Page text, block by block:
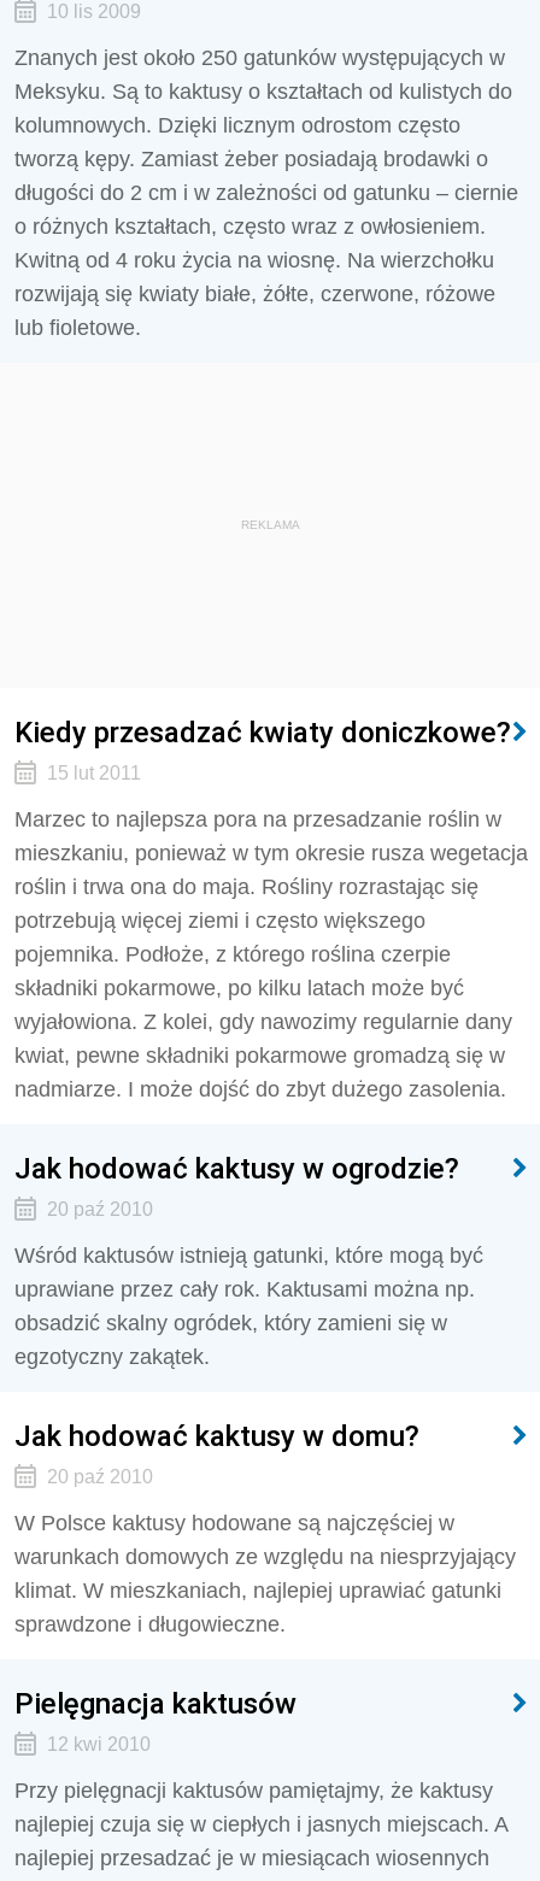
10 lis 2009
Znanych jest około 250 gatunków występujących w
Meksyku. Są to kaktusy o kształtach od kulistych do
kolumnowych. Dzięki licznym odrostom często
tworzą kępy. Zamiast żeber posiadają brodawki o
długości do 2 cm i w zależności od gatunku – ciernie
o różnych kształtach, często wraz z owłosieniem.
Kwitną od 4 roku życia na wiosnę. Na wierzchołku
rozwijają się kwiaty białe, żółte, czerwone, różowe
lub fioletowe.
REKLAMA
Kiedy przesadzać kwiaty doniczkowe?
15 lut 2011
Marzec to najlepsza pora na przesadzanie roślin w
mieszkaniu, ponieważ w tym okresie rusza wegetacja
roślin i trwa ona do maja. Rośliny rozrastając się
potrzebują więcej ziemi i często większego
pojemnika. Podłoże, z którego roślina czerpie
składniki pokarmowe, po kilku latach może być
wyjałowiona. Z kolei, gdy nawozimy regularnie dany
kwiat, pewne składniki pokarmowe gromadzą się w
nadmiarze. I może dojść do zbyt dużego zasolenia.
Jak hodować kaktusy w ogrodzie?
20 paź 2010
Wśród kaktusów istnieją gatunki, które mogą być
uprawiane przez cały rok. Kaktusami można np.
obsadzić skalny ogródek, który zamieni się w
egzotyczny zakątek.
Jak hodować kaktusy w domu?
20 paź 2010
W Polsce kaktusy hodowane są najczęściej w
warunkach domowych ze względu na niesprzyjający
klimat. W mieszkaniach, najlepiej uprawiać gatunki
sprawdzone i długowieczne.
Pielęgnacja kaktusów
12 kwi 2010
Przy pielęgnacji kaktusów pamiętajmy, że kaktusy
najlepiej czuja się w ciepłych i jasnych miejscach. A
najlepiej przesadzać je w miesiącach wiosennych